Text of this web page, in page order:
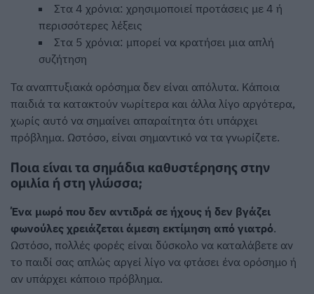
Στα 4 χρόνια: χρησιμοποιεί προτάσεις με 4 ή
περισσότερες λέξεις
Στα 5 χρόνια: μπορεί να κρατήσει μια απλή
συζήτηση
Τα αναπτυξιακά ορόσημα δεν είναι απόλυτα. Κάποια
παιδιά τα κατακτούν νωρίτερα και άλλα λίγο αργότερα,
χωρίς αυτό να σημαίνει απαραίτητα ότι υπάρχει
πρόβλημα. Ωστόσο, είναι σημαντικό να τα γνωρίζετε.
Ποια είναι τα σημάδια καθυστέρησης στην
ομιλία ή στη γλώσσα;
Ένα μωρό που δεν αντιδρά σε ήχους ή δεν βγάζει
φωνούλες χρειάζεται άμεση εκτίμηση από γιατρό.
Ωστόσο, πολλές φορές είναι δύσκολο να καταλάβετε αν
το παιδί σας απλώς αργεί λίγο να φτάσει ένα ορόσημο ή
αν υπάρχει κάποιο πρόβλημα.